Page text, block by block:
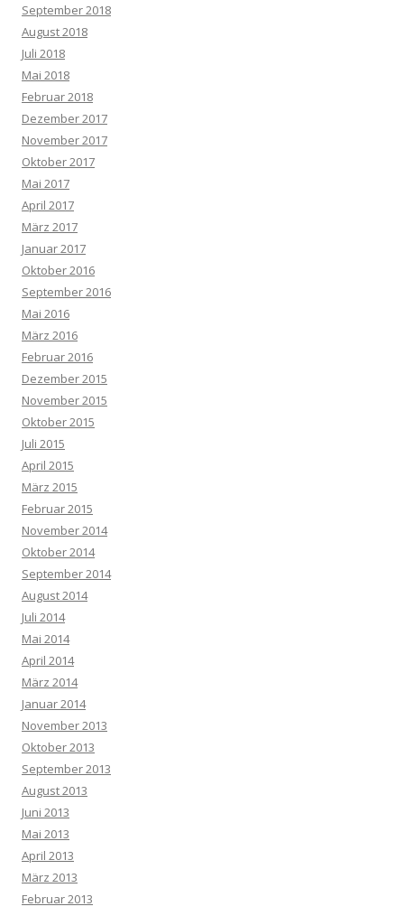
September 2018
August 2018
Juli 2018
Mai 2018
Februar 2018
Dezember 2017
November 2017
Oktober 2017
Mai 2017
April 2017
März 2017
Januar 2017
Oktober 2016
September 2016
Mai 2016
März 2016
Februar 2016
Dezember 2015
November 2015
Oktober 2015
Juli 2015
April 2015
März 2015
Februar 2015
November 2014
Oktober 2014
September 2014
August 2014
Juli 2014
Mai 2014
April 2014
März 2014
Januar 2014
November 2013
Oktober 2013
September 2013
August 2013
Juni 2013
Mai 2013
April 2013
März 2013
Februar 2013